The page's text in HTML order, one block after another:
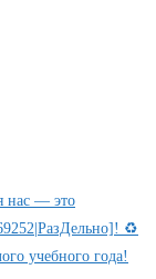
нас — это
♻️
учебного года!